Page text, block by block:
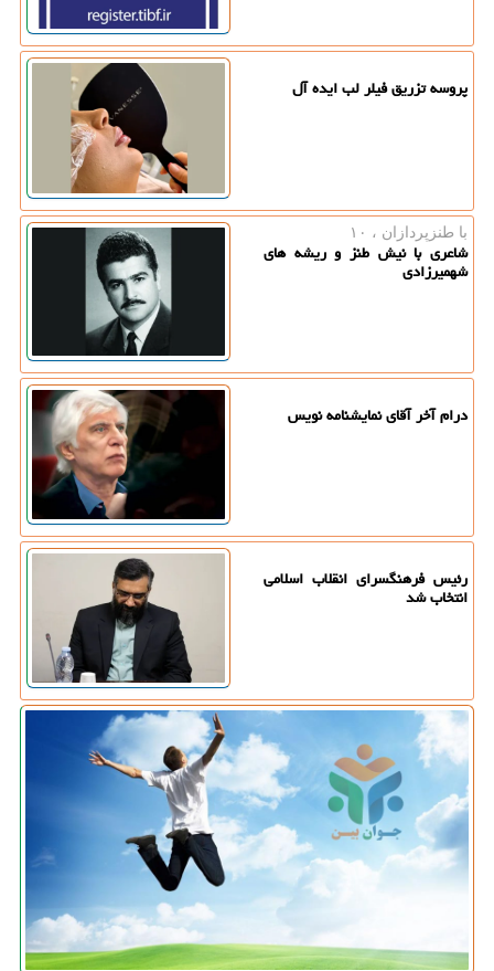
پروسه تزریق فیلر لب ایده آل
با طنزپردازان ، ۱۰
شاعری با نیش طنز و ریشه های
شهمیرزادی
درام آخر آقای نمایشنامه نویس
رئیس فرهنگسرای انقلاب اسلامی
انتخاب شد